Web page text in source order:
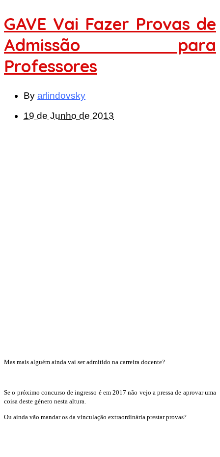
GAVE Vai Fazer Provas de
Admissão para
Professores
By arlindovsky
19 de Junho de 2013
Mas mais alguém ainda vai ser admitido na carreira docente?
Se o próximo concurso de ingresso é em 2017 não vejo a pressa de aprovar uma
coisa deste género nesta altura.
Ou ainda vão mandar os da vinculação extraordinária prestar provas?